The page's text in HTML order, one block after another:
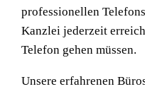
professionellen
Kanzlei jederzeit
Telefon gehen müssen.
Unsere erfahrenen